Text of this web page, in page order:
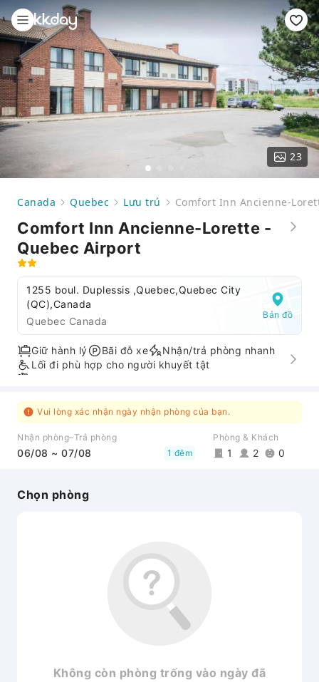
23
Canada Quebec Lưu trú Comfort Inn Ancienne-
Comfort Inn Ancienne-Lorette -
Quebec Airport
1255 boul. Duplessis ,Quebec,Quebec City
(QC),Canada
Quebec Canada
Bản đồ
Giữ hành lý Bãi đỗ xe
Nhận/trả phòng nhanh
Lối đi phù hợp cho người khuyết tật
Vui lòng xác nhận ngày nhận phòng của bạn.
Nhận phòng–Trả phòng
06/08 ~ 07/08 1 đêm
Phòng & Khách
1 2 0
Chọn phòng
Không còn phòng trống vào ngày đã